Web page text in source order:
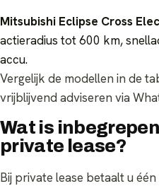
Mitsubishi Eclipse Cross
actieradius tot 600 km,
accu.
Vergelijk de modellen in de
vrijblijvend adviseren via
Wat is
private lease?
Bij private lease betaalt u